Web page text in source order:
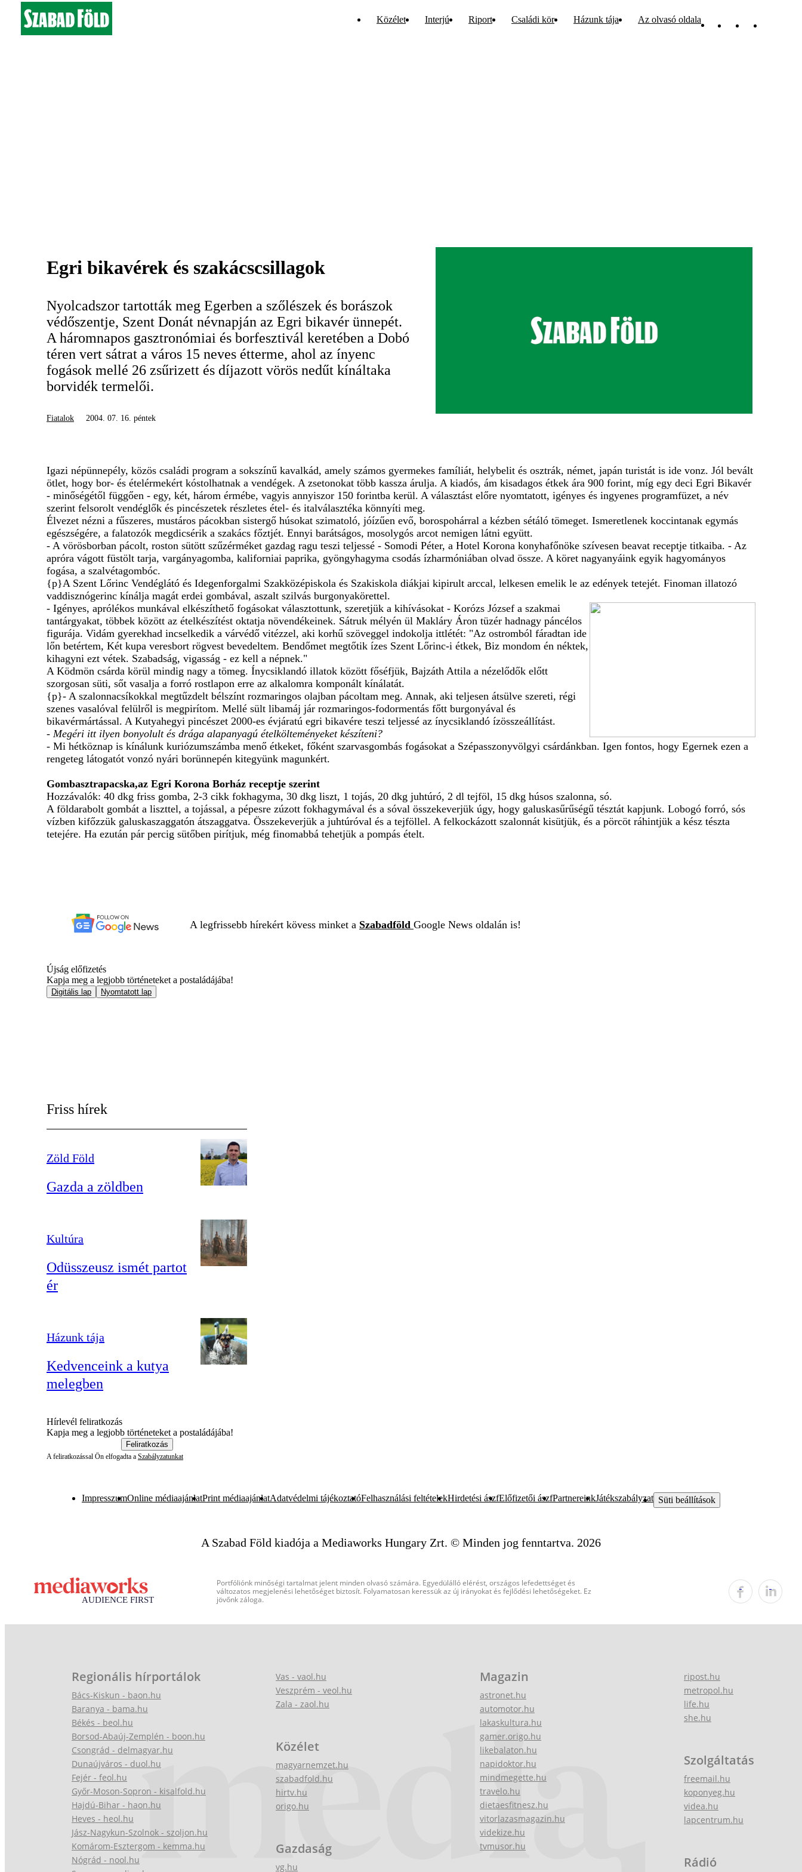
Közélet Interjú Riport Családi kör Házunk tája Az olvasó oldala
Egri bikavérek és szakácscsillagok
Nyolcadszor tartották meg Egerben a szőlészek és borászok
védőszentje, Szent Donát névnapján az Egri bikavér ünnepét.
A háromnapos gasztronómiai és borfesztivál keretében a Dobó
téren vert sátrat a város 15 neves étterme, ahol az ínyenc
fogások mellé 26 zsűrizett és díjazott vörös nedűt kínáltaka
borvidék termelői.
Fiatalok 2004. 07. 16. péntek
Igazi népünnepély, közös családi program a sokszínű kavalkád, amely számos gyermekes famíliát, helybelit és osztrák, német, japán turistát is ide vonz. Jól bevált
ötlet, hogy bor- és ételérmekért kóstolhatnak a vendégek. A zsetonokat több kassza árulja. A kiadós, ám kisadagos étkek ára 900 forint, míg egy deci Egri Bikavér
- minőségétől függően - egy, két, három érmébe, vagyis annyiszor 150 forintba kerül. A választást előre nyomtatott, igényes és ingyenes programfüzet, a név
szerint felsorolt vendéglők és pincészetek részletes étel- és italválasztéka könnyíti meg.
Élvezet nézni a fűszeres, mustáros pácokban sistergő húsokat szimatoló, jóízűen evő, borospohárral a kézben sétáló tömeget. Ismeretlenek koccintanak egymás
egészségére, a falatozók megdicsérik a szakács főztjét. Ennyi barátságos, mosolygós arcot nemigen látni együtt.
- A vörösborban pácolt, roston sütött szűzérméket gazdag ragu teszi teljessé - Somodi Péter, a Hotel Korona konyhafőnöke szívesen beavat receptje titkaiba. - Az
apróra vágott füstölt tarja, vargányagomba, kaliforniai paprika, gyöngyhagyma csodás ízharmóniában olvad össze. A köret nagyanyáink egyik hagyományos
fogása, a szalvétagombóc.
{p}A Szent Lőrinc Vendéglátó és Idegenforgalmi Szakközépiskola és Szakiskola diákjai kipirult arccal, lelkesen emelik le az edények tetejét. Finoman illatozó
vaddisznógerinc kínálja magát erdei gombával, aszalt szilvás burgonyakörettel.
- Igényes, aprólékos munkával elkészíthető fogásokat választottunk, szeretjük a kihívásokat - Korózs József a szakmai
tantárgyakat, többek között az ételkészítést oktatja növendékeinek. Sátruk mélyén ül Makláry Áron tüzér hadnagy páncélos
figurája. Vidám gyerekhad incselkedik a várvédő vitézzel, aki korhű szöveggel indokolja ittlétét: "Az ostromból fáradtan ide
lőn betértem, Két kupa veresbort rögvest bevedeltem. Bendőmet megtőtik ízes Szent Lőrinc-i étkek, Biz mondom én néktek,
kihagyni ezt vétek. Szabadság, vigasság - ez kell a népnek."
A Ködmön csárda körül mindig nagy a tömeg. Ínycsiklandó illatok között főséfjük, Bajzáth Attila a nézelődők előtt
szorgosan süti, sőt vasalja a forró rostlapon erre az alkalomra komponált kínálatát.
{p}- A szalonnacsíkokkal megtűzdelt bélszínt rozmaringos olajban pácoltam meg. Annak, aki teljesen átsülve szereti, régi
szenes vasalóval felülről is megpirítom. Mellé sült libamáj jár rozmaringos-fodormentás főtt burgonyával és
bikavérmártással. A Kutyahegyi pincészet 2000-es évjáratú egri bikavére teszi teljessé az ínycsiklandó ízösszeállítást.
- Megéri itt ilyen bonyolult és drága alapanyagú ételkölteményeket készíteni?
- Mi hétköznap is kínálunk kuriózumszámba menő étkeket, főként szarvasgombás fogásokat a Szépasszonyvölgyi csárdánkban. Igen fontos, hogy Egernek ezen a
rengeteg látogatót vonzó nyári borünnepén kitegyünk magunkért.
Gombasztrapacska,az Egri Korona Borház receptje szerint
Hozzávalók: 40 dkg friss gomba, 2-3 cikk fokhagyma, 30 dkg liszt, 1 tojás, 20 dkg juhtúró, 2 dl tejföl, 15 dkg húsos szalonna, só.
A földarabolt gombát a liszttel, a tojással, a pépesre zúzott fokhagymával és a sóval összekeverjük úgy, hogy galuskasűrűségű tésztát kapjunk. Lobogó forró, sós
vízben kifőzzük galuskaszaggatón átszaggatva. Összekeverjük a juhtúróval és a tejföllel. A felkockázott szalonnát kisütjük, és a pörcöt ráhintjük a kész tészta
tetejére. Ha ezután pár percig sütőben pirítjuk, még finomabbá tehetjük a pompás ételt.
A legfrissebb hírekért kövess minket a Szabadföld Google News oldalán is!
Újság előfizetés
Kapja meg a legjobb történeteket a postaládájába!
Digitális lap Nyomtatott lap
Friss hírek
Zöld Föld
Gazda a zöldben
Kultúra
Odüsszeusz ismét partot
ér
Házunk tája
Kedvenceink a kutya
melegben
Hírlevél feliratkozás
Kapja meg a legjobb történeteket a postaládájába!
Feliratkozás
A feliratkozással Ön elfogadta a Szabályzatunkat
ImpresszumOnline médiaajánlatPrint médiaajánlatAdatvédelmi tájékoztatóFelhasználási feltételekHirdetési ászfElőfizetői ászfPartnereinkJátékszabályzat Süti beállítások
A Szabad Föld kiadója a Mediaworks Hungary Zrt. © Minden jog fenntartva. 2026
Portfóliónk minőségi tartalmat jelent minden olvasó számára. Egyedülálló elérést, országos lefedettséget és
változatos megjelenési lehetőséget biztosít. Folyamatosan keressük az új irányokat és fejlődési lehetőségeket. Ez
jövőnk záloga.
Regionális hírportálok
Bács-Kiskun - baon.hu
Baranya - bama.hu
Békés - beol.hu
Borsod-Abaúj-Zemplén - boon.hu
Csongrád - delmagyar.hu
Dunaújváros - duol.hu
Fejér - feol.hu
Győr-Moson-Sopron - kisalfold.hu
Hajdú-Bihar - haon.hu
Heves - heol.hu
Jász-Nagykun-Szolnok - szoljon.hu
Komárom-Esztergom - kemma.hu
Nógrád - nool.hu
Vas - vaol.hu
Veszprém - veol.hu
Zala - zaol.hu
Közélet
magyarnemzet.hu
szabadfold.hu
hirtv.hu
origo.hu
Gazdaság
vg.hu
Magazin
astronet.hu
automotor.hu
lakaskultura.hu
gamer.origo.hu
likebalaton.hu
napidoktor.hu
mindmegette.hu
travelo.hu
dietaesfitnesz.hu
vitorlazasmagazin.hu
videkize.hu
tvmusor.hu
ripost.hu
metropol.hu
life.hu
she.hu
Szolgáltatás
freemail.hu
koponyeg.hu
videa.hu
lapcentrum.hu
Rádió